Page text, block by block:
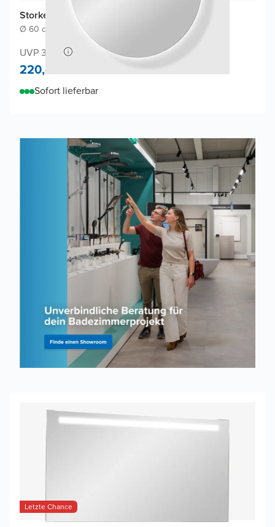
Storke Disc Badspiegel
Ø 60 cm Spiegel ohne Rahmen
UVP 345,-
220,-
Sofort lieferbar
Letzte Chance